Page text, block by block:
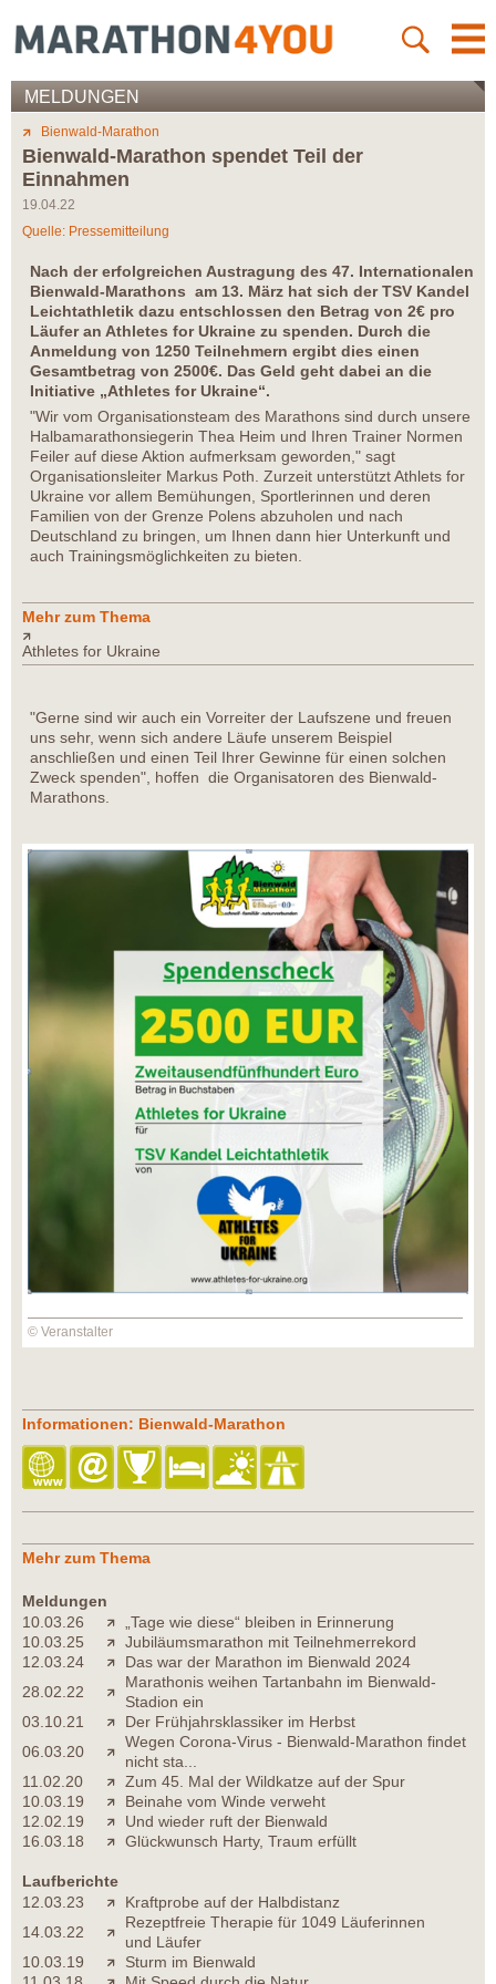
MELDUNGEN
Bienwald-Marathon
Bienwald-Marathon spendet Teil der
Einnahmen
19.04.22
Quelle: Pressemitteilung
Nach der erfolgreichen Austragung des 47. Internationalen
Bienwald-Marathons am 13. März hat sich der TSV Kandel
Leichtathletik dazu entschlossen den Betrag von 2€ pro
Läufer an Athletes for Ukraine zu spenden. Durch die
Anmeldung von 1250 Teilnehmern ergibt dies einen
Gesamtbetrag von 2500€. Das Geld geht dabei an die
Initiative „Athletes for Ukraine“.
"Wir vom Organisationsteam des Marathons sind durch unsere
Halbamarathonsiegerin Thea Heim und Ihren Trainer Normen
Feiler auf diese Aktion aufmerksam geworden," sagt
Organisationsleiter Markus Poth. Zurzeit unterstützt Athlets for
Ukraine vor allem Bemühungen, Sportlerinnen und deren
Familien von der Grenze Polens abzuholen und nach
Deutschland zu bringen, um Ihnen dann hier Unterkunft und
auch Trainingsmöglichkeiten zu bieten.
Mehr zum Thema
Athletes for Ukraine
"Gerne sind wir auch ein Vorreiter der Laufszene und freuen
uns sehr, wenn sich andere Läufe unserem Beispiel
anschließen und einen Teil Ihrer Gewinne für einen solchen
Zweck spenden", hoffen die Organisatoren des Bienwald-
Marathons.
© Veranstalter
Informationen: Bienwald-Marathon
Mehr zum Thema
Meldungen
10.03.26
„Tage wie diese“ bleiben in Erinnerung
10.03.25
Jubiläumsmarathon mit Teilnehmerrekord
12.03.24
Das war der Marathon im Bienwald 2024
28.02.22
Marathonis weihen Tartanbahn im Bienwald-
Stadion ein
03.10.21
Der Frühjahrsklassiker im Herbst
06.03.20
Wegen Corona-Virus - Bienwald-Marathon findet
nicht sta...
11.02.20
Zum 45. Mal der Wildkatze auf der Spur
10.03.19
Beinahe vom Winde verweht
12.02.19
Und wieder ruft der Bienwald
16.03.18
Glückwunsch Harty, Traum erfüllt
Laufberichte
12.03.23
Kraftprobe auf der Halbdistanz
14.03.22
Rezeptfreie Therapie für 1049 Läuferinnen
und Läufer
10.03.19
Sturm im Bienwald